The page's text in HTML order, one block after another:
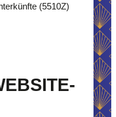
(5510Z)